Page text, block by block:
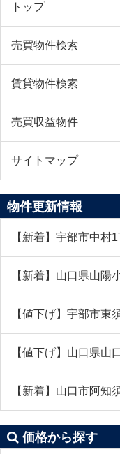
トップ
売買物件検索
賃貸物件検索
売買収益物件
サイトマップ
物件更新情報
【新着】宇部市中村
【新着】山口県山陽
【値下げ】宇部市東
【値下げ】山口県山
【新着】山口市阿知
価格から探す